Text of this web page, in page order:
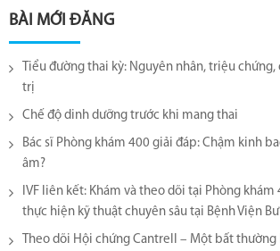
BÀI MỚI ĐĂNG
Tiểu đường thai kỳ: Nguyên nhân, triệu chứng,
trị
Chế độ dinh dưỡng trước khi mang thai
Bác sĩ Phòng khám 400 giải đáp: Chậm kinh
âm?
IVF liên kết: Khám và theo dõi tại Phòng khám
thực hiện kỹ thuật chuyên sâu tại Bệnh Viện
Theo dõi Hội chứng Cantrell – Một bất